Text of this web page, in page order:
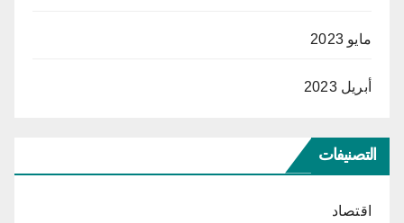
مايو 2023
أبريل 2023
التصنيفات
اقتصاد